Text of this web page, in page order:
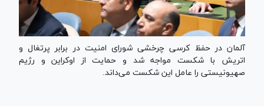
آلمان در حفظ کرسی چرخشی شورای امنیت در برابر پرتغال و
اتریش با شکست مواجه شد و حمایت از اوکراین و رژیم
صهیونیستی را عامل این شکست می‌داند.